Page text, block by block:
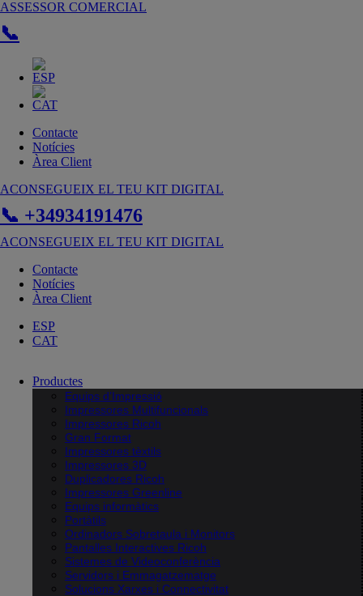
Vés
contingut
ASSESSOR COMERCIAL
📞
Contacte
Notícies
Àrea Client
ACONSEGUEIX EL TEU KIT DIGITAL
📞 +34934191476
ACONSEGUEIX EL TEU KIT DIGITAL
Contacte
Notícies
Àrea Client
ESP
CAT
Productes
Equips d’Impressió
Impressores Multifuncionals
Impressores Ricoh
Gran Format
Impressores tèxtils
Impressores 3D
Duplicadores Ricoh
Impressores Greenline
Equips informàtics
Portàtils
Ordinadors Sobretaula i Monitors
Pantalles Interactives Ricoh
Sistemes de Videoconferència
Servidors i Emmagatzematge
Solucions Xarxes i Connectivitat